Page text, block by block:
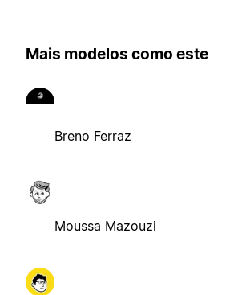
Mais modelos como este
Breno Ferraz
Moussa Mazouzi